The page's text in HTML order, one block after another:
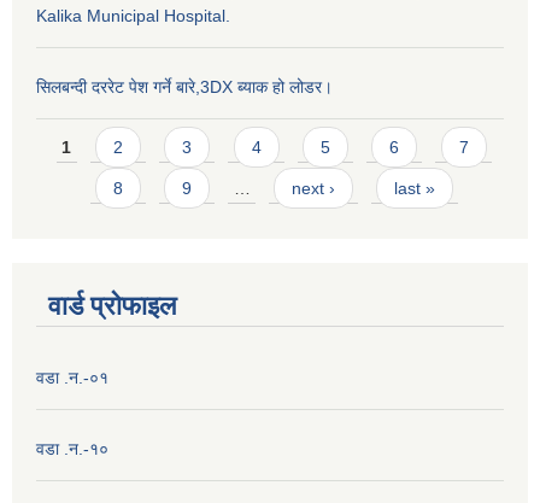
Kalika Municipal Hospital.
सिलबन्दी दररेट पेश गर्ने बारे,3DX ब्याक हो लोडर।
Pages
1 2 3 4 5 6 7
8 9 next › last »
वार्ड प्राेफाइल
वडा .न.-०१
वडा .न.-१०